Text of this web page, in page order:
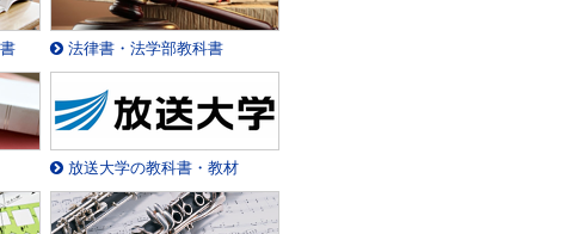
法律書・法学部教科書
放送大学の教科書・教材